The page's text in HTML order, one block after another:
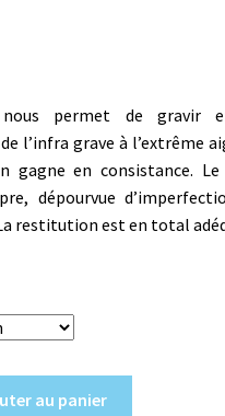
permet de gravir
l’infra grave à l’extrême
gagne en consistance.
dépourvue
restitution est en total
au panier